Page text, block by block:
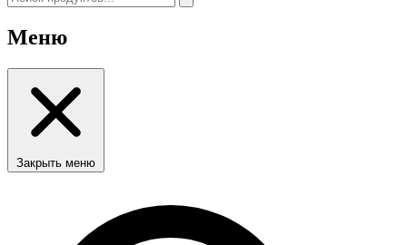
Меню
Закрыть меню